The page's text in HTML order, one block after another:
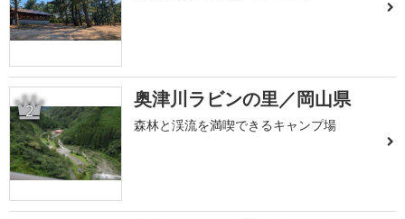
2 奥津川ラビンの里／岡山県
森林と渓流を満喫できるキャンプ場